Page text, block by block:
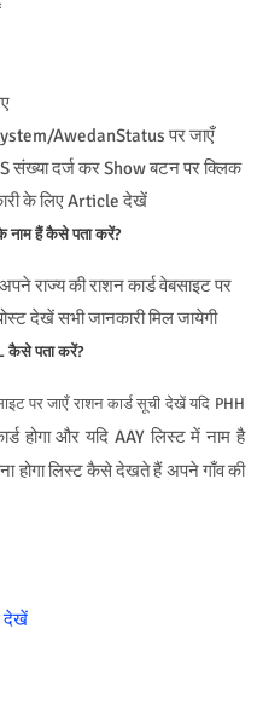
AwedanStatus पर जाएँ
दर्ज कर Show बटन पर क्लिक
के लिए Article देखें
नाम हैं कैसे पता करें?
राज्य की राशन कार्ड वेबसाइट पर
देखें सभी जानकारी मिल जायेगी
कैसे पता करें?
पर जाएँ राशन कार्ड सूची देखें यदि PHH
होगा और यदि AAY लिस्ट में नाम है
होगा लिस्ट कैसे देखते हैं अपने गाँव की
देखें